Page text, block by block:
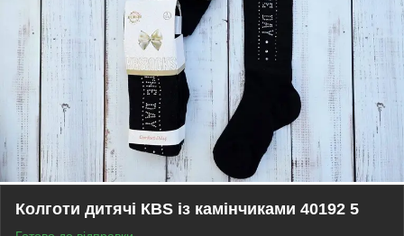
Колготи дитячі КВS із камінчиками 40192 5